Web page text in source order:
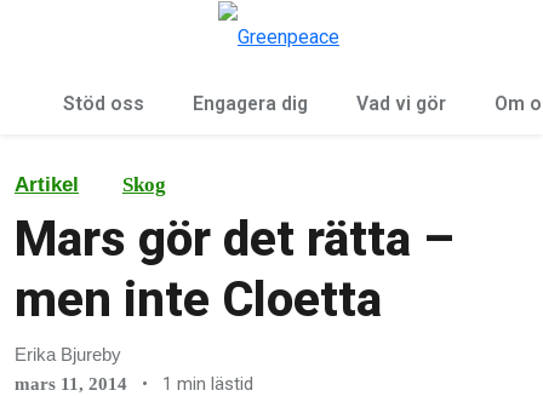
Stöd oss Engagera dig Vad vi gör Om
Artikel Skog
Mars gör det rätta –
men inte Cloetta
Erika Bjureby
mars 11, 2014 • 1 min lästid